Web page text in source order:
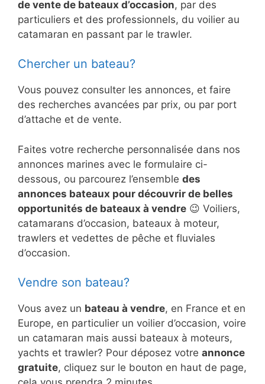
de vente de bateaux d’occasion, par des
particuliers et des professionnels, du voilier au
catamaran en passant par le trawler.
Chercher un bateau?
Vous pouvez consulter les annonces, et faire
des recherches avancées par prix, ou par port
d’attache et de vente.
Faites votre recherche personnalisée dans nos
annonces marines avec le formulaire ci-
dessous, ou parcourez l’ensemble des
annonces bateaux pour découvrir de belles
opportunités de bateaux à vendre 😉 Voiliers,
catamarans d’occasion, bateaux à moteur,
trawlers et vedettes de pêche et fluviales
d’occasion.
Vendre son bateau?
Vous avez un bateau à vendre, en France et en
Europe, en particulier un voilier d’occasion, voire
un catamaran mais aussi bateaux à moteurs,
yachts et trawler? Pour déposez votre annonce
gratuite, cliquez sur le bouton en haut de page,